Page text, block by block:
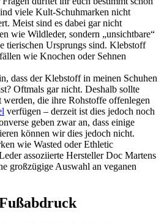
viele Kult-Schuhmarken nicht
Meist sind es dabei gar nicht
wie Wildleder, sondern „unsichtbare“
tierischen Ursprungs sind. Klebstoff
wie Knochen oder Sehnen
dass der Klebstoff in meinen Schuhen
Oftmals gar nicht. Deshalb sollte
werden, die ihre Rohstoffe offenlegen
verfügen – derzeit ist dies jedoch noch
geben zwar an, dass einige
können wir dies jedoch nicht.
wie Wasted oder Ethletic
assoziierte Hersteller Doc Martens
großzügige Auswahl an veganen